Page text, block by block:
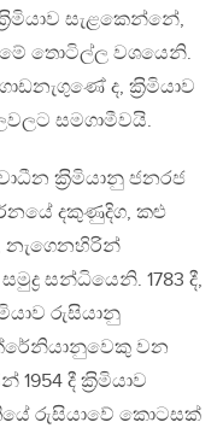
සැළකෙන්නේ,
තොටිල්ල වශයෙනි.
ද, ක‍්‍රිමියාව
සමගාමීවයි.
ක‍්‍රිමියානු ජනරජ
දකුණුදිග, කළු
නැගෙනහිරින්
සන්ධියෙනි. 1783 දී,
රුසියානු
වන
දී ක‍්‍රිමියාව
රුසියාවේ කොටසක්